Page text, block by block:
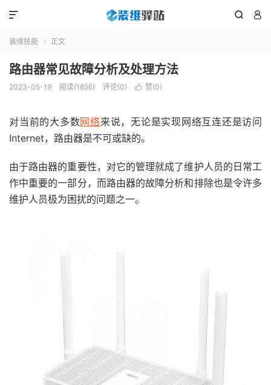
 

装维技能  正文
路由器常见故障分析及处理方法
2023-05-19 阅读(1856) 评论(0)  赞(0)
对当前的大多数网络来说，无论是实现网络互连还是访问
Internet，路由器是不可或缺的。
由于路由器的重要性，对它的管理就成了维护人员的日常工
作中重要的一部分，而路由器的故障分析和排除也是令许多
维护人员极为困扰的问题之一。